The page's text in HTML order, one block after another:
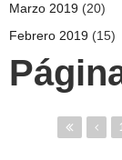
Marzo 2019 (20)
Febrero 2019 (15)